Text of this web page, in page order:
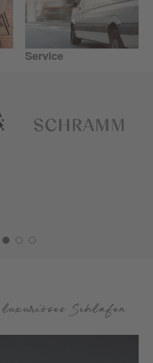
Service
Schlafen